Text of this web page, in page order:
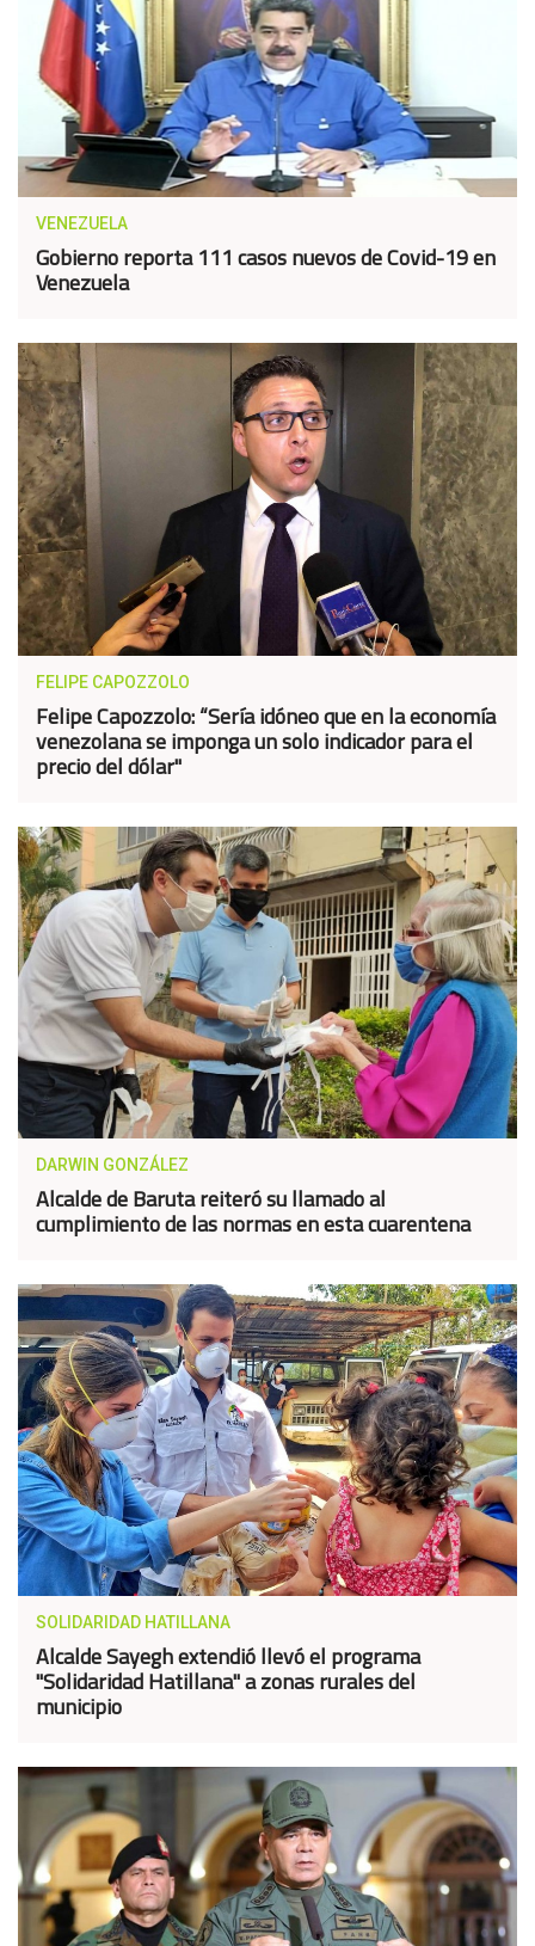
VENEZUELA
Gobierno reporta 111 casos nuevos de Covid-19 en
Venezuela
FELIPE CAPOZZOLO
Felipe Capozzolo: “Sería idóneo que en la economía
venezolana se imponga un solo indicador para el
precio del dólar"
DARWIN GONZÁLEZ
Alcalde de Baruta reiteró su llamado al
cumplimiento de las normas en esta cuarentena
SOLIDARIDAD HATILLANA
Alcalde Sayegh extendió llevó el programa
"Solidaridad Hatillana" a zonas rurales del
municipio